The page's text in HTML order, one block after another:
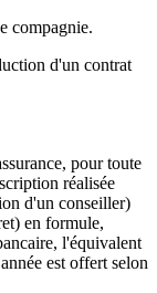
compagnie.
d'un contrat
pour toute
réalisée
d'un conseiller)
en formule,
l'équivalent
est offert selon